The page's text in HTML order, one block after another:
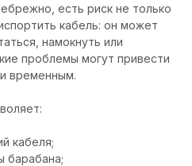
есть риск не только
кабель: он может
намокнуть или
проблемы могут привести
временным.
кабеля;
барабана;